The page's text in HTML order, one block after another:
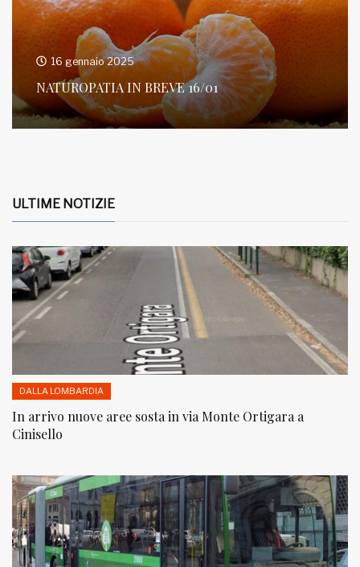
16 gennaio 2025
NATUROPATIA IN BREVE 16/01
ULTIME NOTIZIE
DALLA LOMBARDIA
In arrivo nuove aree sosta in via Monte Ortigara a
Cinisello